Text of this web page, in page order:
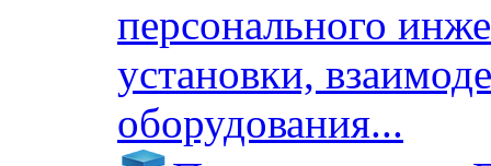
персонального
установки,
оборудования...